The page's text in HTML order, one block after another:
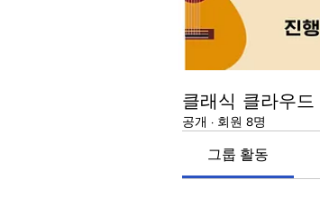
클래식 클라우드
공개 · 회원 8명
그룹 활동